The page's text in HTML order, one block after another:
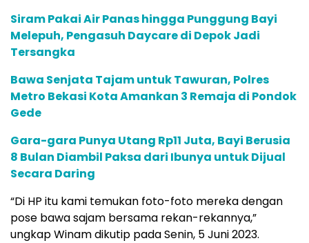
Siram Pakai Air Panas hingga Punggung Bayi
Melepuh, Pengasuh Daycare di Depok Jadi
Tersangka
Bawa Senjata Tajam untuk Tawuran, Polres
Metro Bekasi Kota Amankan 3 Remaja di Pondok
Gede
Gara-gara Punya Utang Rp11 Juta, Bayi Berusia
8 Bulan Diambil Paksa dari Ibunya untuk Dijual
Secara Daring
“Di HP itu kami temukan foto-foto mereka dengan
pose bawa sajam bersama rekan-rekannya,”
ungkap Winam dikutip pada Senin, 5 Juni 2023.